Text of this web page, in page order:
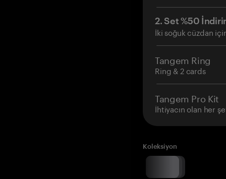
2. Set %50
İki soğuk cüzdan
Tangem Ring
Ring & 2 cards
Tangem Pro Kit
İhtiyacın olan her
Koleksiyon